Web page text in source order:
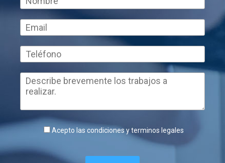
Acepto las condiciones y terminos legales